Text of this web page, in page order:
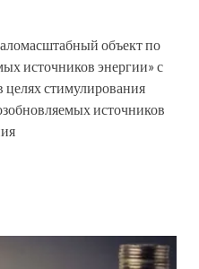
объект по
источников энергии» с
стимулирования
источников